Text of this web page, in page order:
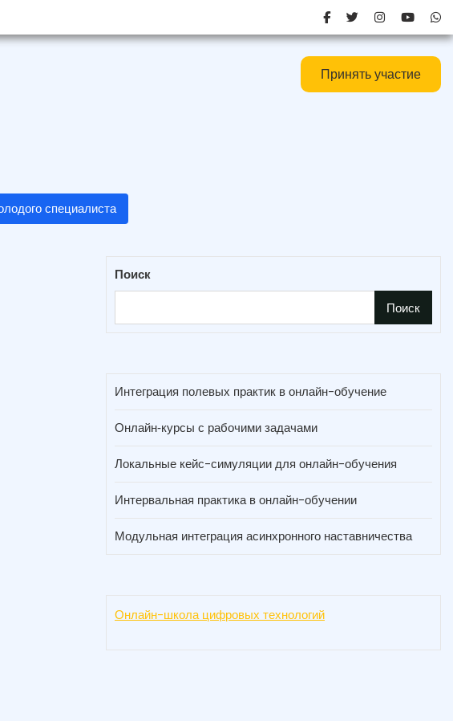
Принять участие
специалиста
Поиск
Поиск
Интеграция полевых практик в онлайн-обучение
Онлайн‑курсы с рабочими задачами
Локальные кейс-симуляции для онлайн-обучения
Интервальная практика в онлайн-обучении
Модульная интеграция асинхронного наставничества
Онлайн-школа цифровых технологий